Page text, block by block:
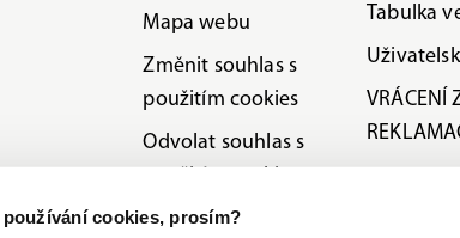
cookies, prosím?
Mapa webu
Změnit souhlas s
použitím cookies
Odvolat souhlas s
Etická linka
Tabulka
VRÁCENÍ